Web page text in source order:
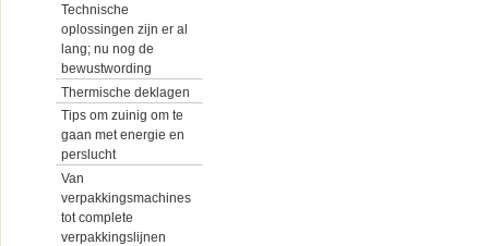
Technische
oplossingen zijn er al
lang; nu nog de
bewustwording
Thermische deklagen
Tips om zuinig om te
gaan met energie en
perslucht
Van
verpakkingsmachines
tot complete
verpakkingslijnen